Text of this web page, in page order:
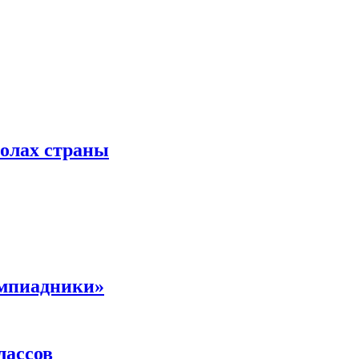
страны